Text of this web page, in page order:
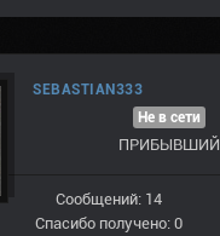
SEBASTIAN333
Не в сети
ПРИБЫВШИЙ
Сообщений: 14
Спасибо получено: 0